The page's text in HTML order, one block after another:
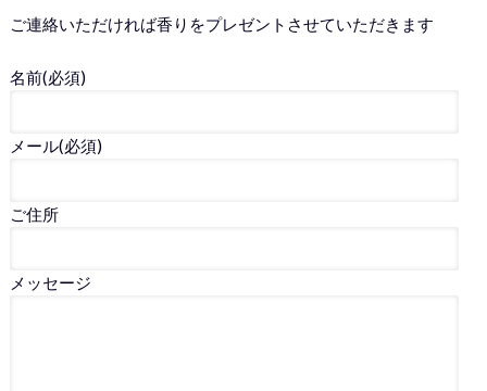
ご連絡いただければ香りをプレゼントさせていただきます
名前(必須)
メール(必須)
ご住所
メッセージ